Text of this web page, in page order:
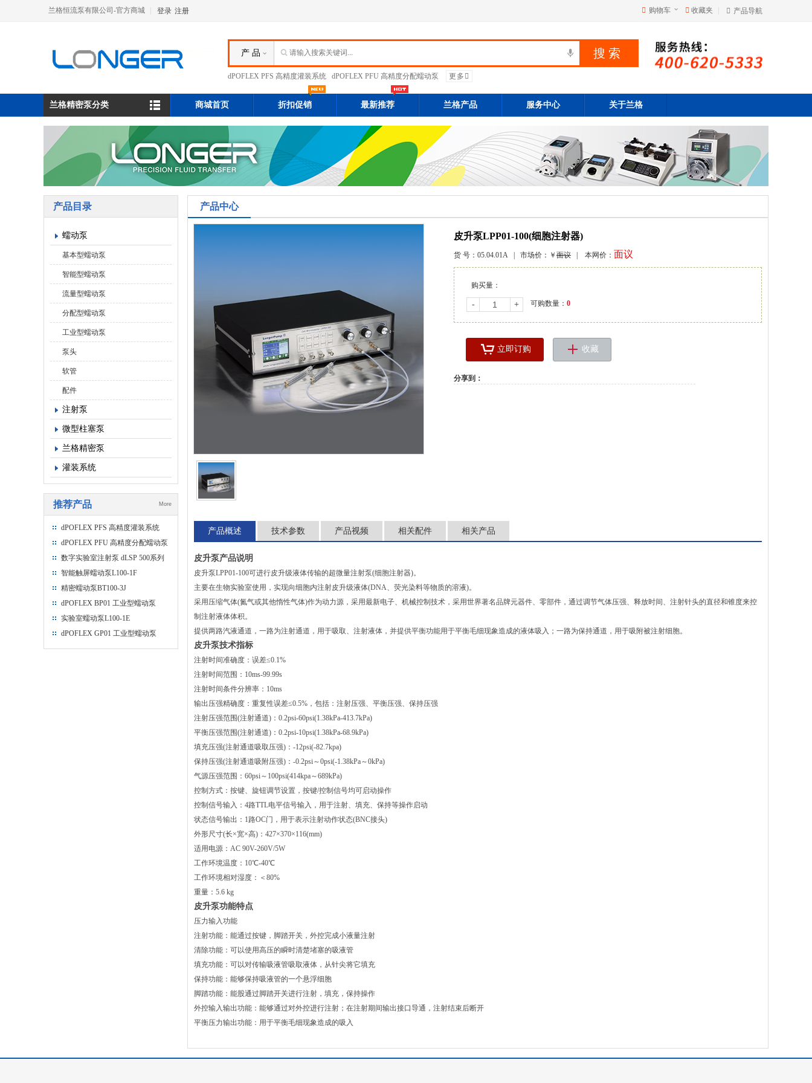
兰格恒流泵有限公司-官方商城 登录 注册 购物车 收藏夹 产品导航
产 品
dPOFLEX PFS 高精度灌装系统 dPOFLEX PFU 高精度分配蠕动泵 更多
兰格精密泵分类 商城首页 折扣促销 最新推荐 兰格产品 服务中心 关于兰格
产品目录
蠕动泵
基本型蠕动泵
智能型蠕动泵
流量型蠕动泵
分配型蠕动泵
工业型蠕动泵
泵头
软管
配件
注射泵
微型柱塞泵
兰格精密泵
灌装系统
推荐产品 More
dPOFLEX PFS 高精度灌装系统
dPOFLEX PFU 高精度分配蠕动泵
数字实验室注射泵 dLSP 500系列
智能触屏蠕动泵L100-1F
精密蠕动泵BT100-3J
dPOFLEX BP01 工业型蠕动泵
实验室蠕动泵L100-1E
dPOFLEX GP01 工业型蠕动泵
产品中心
皮升泵LPP01-100(细胞注射器)
货 号： 05.04.01A | 市场价：￥ 面议 | 本网价： 面议
购买量：
- + 可购数量： 0
立即订购 收藏
分享到：
产品概述 技术参数 产品视频 相关配件 相关产品
皮升泵产品说明
皮升泵LPP01-100可进行皮升级液体传输的超微量注射泵(细胞注射器)。
主要在生物实验室使用，实现向细胞内注射皮升级液体(DNA、荧光染料等物质的溶液)。
采用压缩气体(氮气或其他惰性气体)作为动力源，采用最新电子、机械控制技术，采用世界著名品牌元器件、零部件，通过调节气体压强、释放时间、注射针头的直径和锥度来控
制注射液体体积。
提供两路汽液通道，一路为注射通道，用于吸取、注射液体，并提供平衡功能用于平衡毛细现象造成的液体吸入；一路为保持通道，用于吸附被注射细胞。
皮升泵技术指标
注射时间准确度：误差≤0.1%
注射时间范围：10ms-99.99s
注射时间条件分辨率：10ms
输出压强精确度：重复性误差≤0.5%，包括：注射压强、平衡压强、保持压强
注射压强范围(注射通道)：0.2psi-60psi(1.38kPa-413.7kPa)
平衡压强范围(注射通道)：0.2psi-10psi(1.38kPa-68.9kPa)
填充压强(注射通道吸取压强)：-12psi(-82.7kpa)
保持压强(注射通道吸附压强)：-0.2psi～0psi(-1.38kPa～0kPa)
气源压强范围：60psi～100psi(414kpa～689kPa)
控制方式：按键、旋钮调节设置，按键/控制信号均可启动操作
控制信号输入：4路TTL电平信号输入，用于注射、填充、保持等操作启动
状态信号输出：1路OC门，用于表示注射动作状态(BNC接头)
外形尺寸(长×宽×高)：427×370×116(mm)
适用电源：AC 90V-260V/5W
工作环境温度：10℃-40℃
工作环境相对湿度：＜80%
重量：5.6 kg
皮升泵功能特点
压力输入功能
注射功能：能通过按键，脚踏开关，外控完成小液量注射
清除功能：可以使用高压的瞬时清楚堵塞的吸液管
填充功能：可以对传输吸液管吸取液体，从针尖将它填充
保持功能：能够保持吸液管的一个悬浮细胞
脚踏功能：能股通过脚踏开关进行注射，填充，保持操作
外控输入输出功能：能够通过对外控进行注射；在注射期间输出接口导通，注射结束后断开
平衡压力输出功能：用于平衡毛细现象造成的吸入